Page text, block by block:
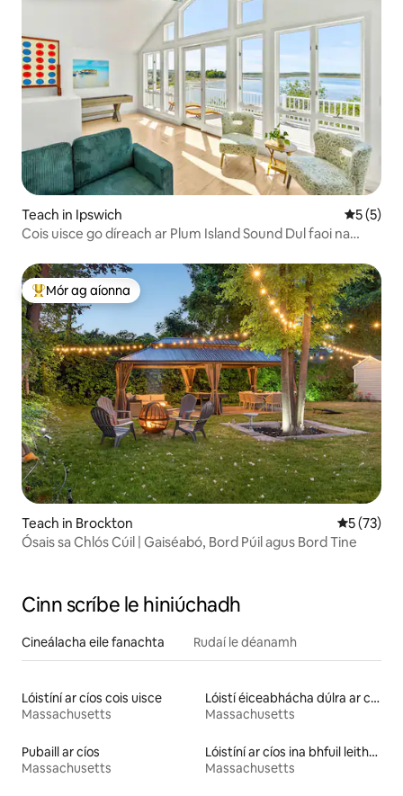
Teach in Ipswich
5 (5)
Cois uisce go díreach ar Plum Island Sound Dul faoi na
An-mhór ag aíonna
Mór ag aíonna
Teach in Brockton
5 (73)
Ósais sa Chlós Cúil | Gaiséabó, Bord Púil agus Bord Tine
Cinn scríbe le hiniúchadh
Cineálacha eile fanachta Rudaí le déanamh
Lóistíní ar cíos cois uisce
Massachusetts
Lóistí éiceabhácha dúlra ar cíos
Massachusetts
Pubaill ar cíos
Massachusetts
Lóistíní ar cíos ina bhfuil leithreas ar airde inrochtana
Massachusetts